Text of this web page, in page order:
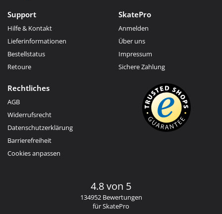
Support
Hilfe & Kontakt
Lieferinformationen
Bestellstatus
Retoure
SkatePro
Anmelden
Über uns
Impressum
Sichere Zahlung
Rechtliches
AGB
Widerrufsrecht
Datenschutzerklärung
Barrierefreiheit
Cookies anpassen
4.8 von 5
134952 Bewertungen
für SkatePro